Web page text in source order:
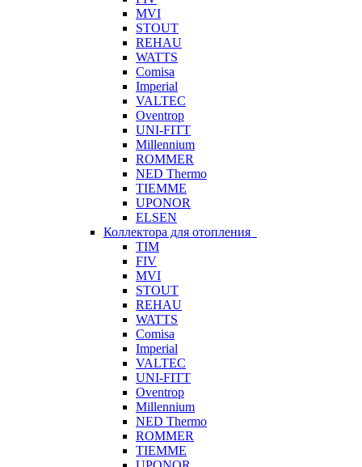
MVI
STOUT
REHAU
WATTS
Comisa
Imperial
VALTEC
Oventrop
UNI-FITT
Millennium
ROMMER
NED Thermo
TIEMME
UPONOR
ELSEN
Коллектора для отопления
TIM
FIV
MVI
STOUT
REHAU
WATTS
Comisa
Imperial
VALTEC
UNI-FITT
Oventrop
Millennium
NED Thermo
ROMMER
TIEMME